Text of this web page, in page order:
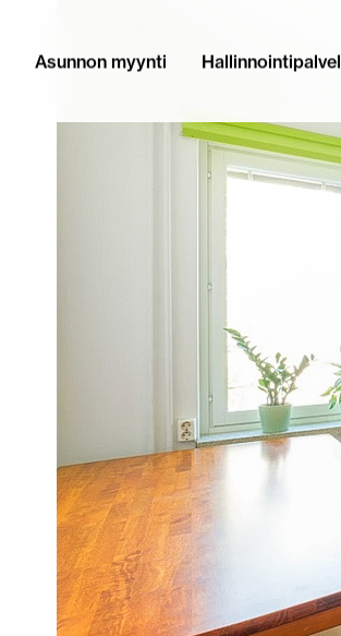
Asunnon myynti